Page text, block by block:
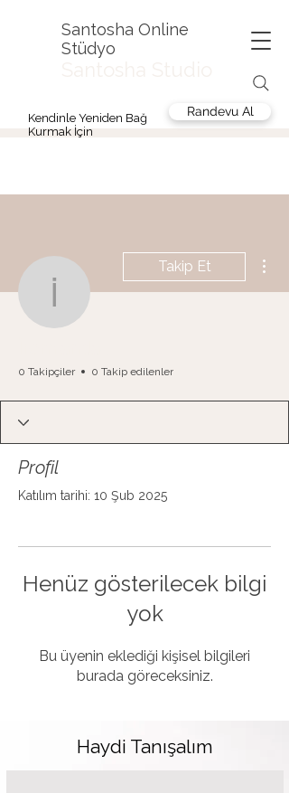
Santosha Online
Stüdyo
Kendinle Yeniden Bağ
Kurmak İçin
Randevu Al
İrem andaç
Takip Et
0 Takipçiler 0 Takip edilenler
Profil
Katılım tarihi: 10 Şub 2025
Henüz gösterilecek bilgi
yok
Bu üyenin eklediği kişisel bilgileri
burada göreceksiniz.
Haydi Tanışalım